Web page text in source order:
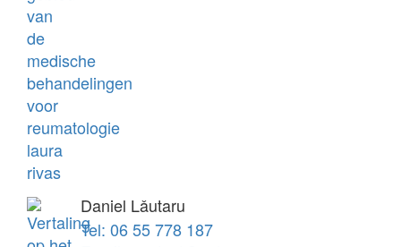
Daniel Lǎutaru
Tel: 06 55 778 187